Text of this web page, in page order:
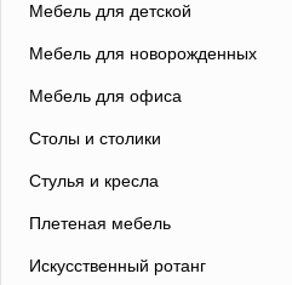
Мебель для детской
Мебель для новорожденных
Мебель для офиса
Столы и столики
Стулья и кресла
Плетеная мебель
Искусственный ротанг